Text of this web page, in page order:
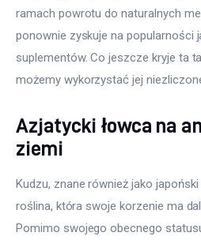
ramach powrotu do naturalnych
ponownie zyskuje na popularności
suplementów. Co jeszcze kryje ta
możemy wykorzystać jej
Azjatycki łowca na
ziemi
Kudzu, znane również jako japoński
roślina, która swoje korzenie ma
Pomimo swojego obecnego